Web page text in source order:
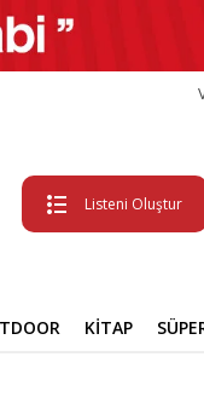
Listeni Oluştur
KİTAP